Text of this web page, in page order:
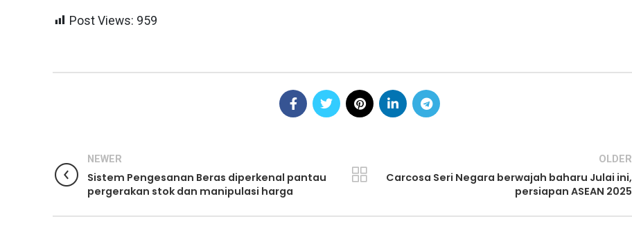
Post Views: 959
NEWER
Sistem Pengesanan Beras diperkenal pantau
pergerakan stok dan manipulasi harga
OLDER
Carcosa Seri Negara berwajah baharu Julai ini,
persiapan ASEAN 2025